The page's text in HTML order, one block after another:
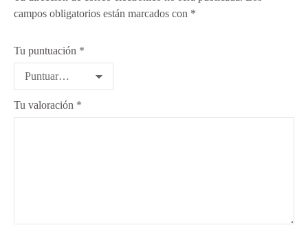
campos obligatorios están marcados con *
Tu puntuación *
Tu valoración *